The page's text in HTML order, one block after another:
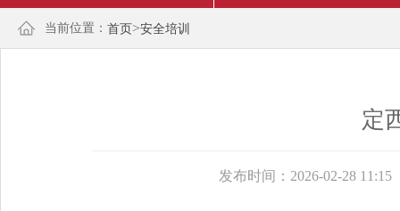
当前位置： 首页>安全培训
定
发布时间：2026-02-28 11:15